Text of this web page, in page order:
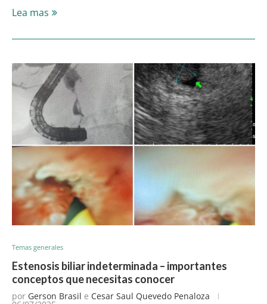
Lea mas
Temas generales
Estenosis biliar indeterminada – importantes
conceptos que necesitas conocer
por Gerson Brasil e Cesar Saul Quevedo Penaloza